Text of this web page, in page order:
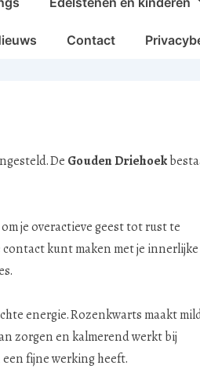
Contact
De Gouden Driehoek
je overactieve geest tot rust te
kunt maken met je innerlijke
energie. Rozenkwarts maakt
zorgen en kalmerend werkt bij
fijne werking heeft.